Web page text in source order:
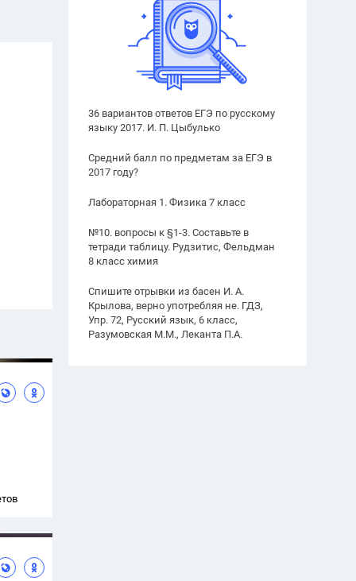
36 вариантов ответов ЕГЭ по русскому
языку 2017. И. П. Цыбулько
Средний балл по предметам за ЕГЭ в
2017 году?
Лабораторная 1. Физика 7 класс
№10. вопросы к §1-3. Составьте в
тетради таблицу. Рудзитис, Фельдман
8 класс химия
Спишите отрывки из басен И. А.
Крылова, верно употребляя не. ГДЗ,
Упр. 72, Русский язык, 6 класс,
Разумовская М.М., Леканта П.А.